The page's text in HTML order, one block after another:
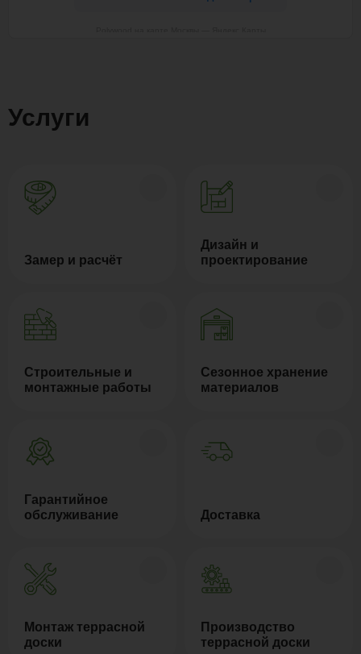
Услуги
Замер и расчёт
Дизайн и
проектирование
Строительные и
монтажные работы
Сезонное хранение
материалов
Гарантийное
обслуживание
Доставка
Монтаж террасной
доски
Производство
террасной доски